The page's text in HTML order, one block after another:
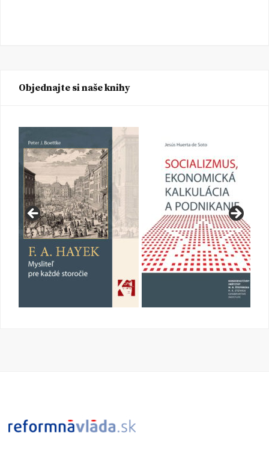
Objednajte si naše knihy